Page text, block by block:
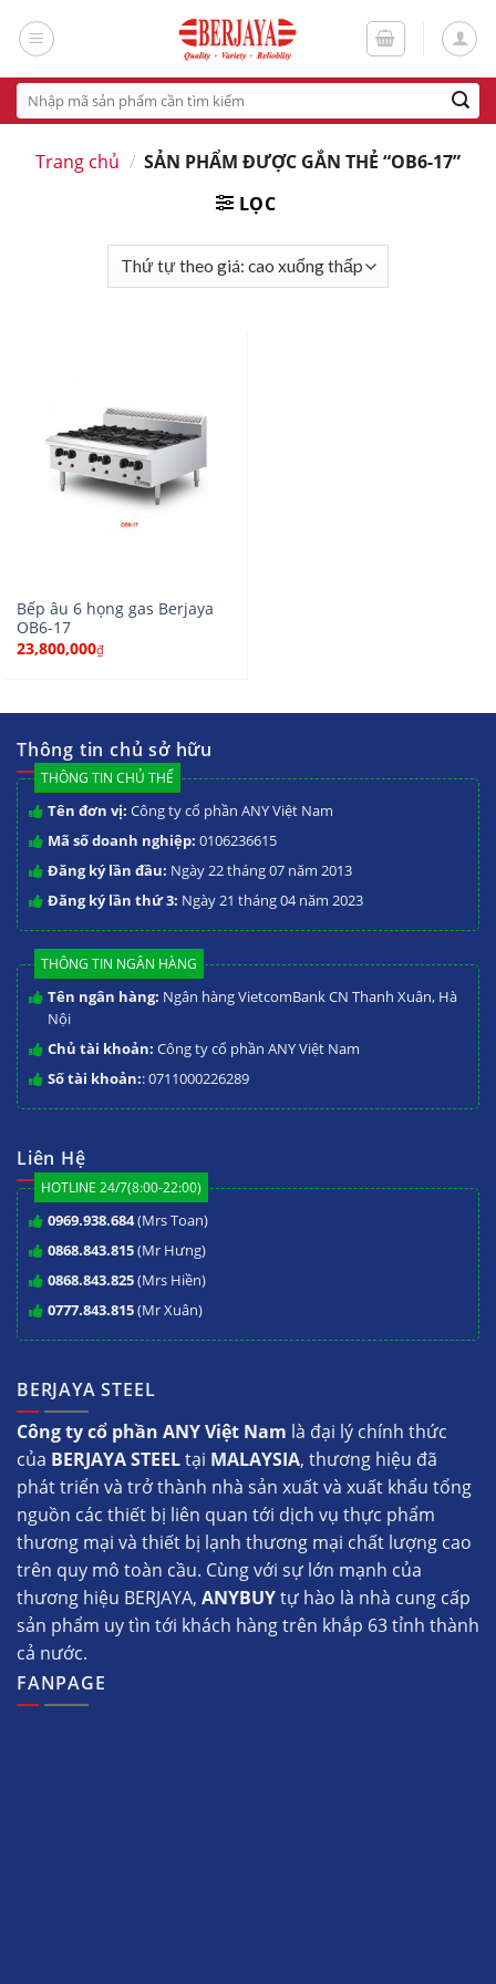
Tìm
kiếm:
Trang chủ / SẢN PHẨM ĐƯỢC GẮN THẺ “OB6-17”
LỌC
Bếp âu 6 họng gas Berjaya
OB6-17
23,800,000₫
Thông tin chủ sở hữu
THÔNG TIN CHỦ THỂ
Tên đơn vị: Công ty cổ phần ANY Việt Nam
Mã số doanh nghiệp: 0106236615
Đăng ký lần đầu: Ngày 22 tháng 07 năm 2013
Đăng ký lần thứ 3: Ngày 21 tháng 04 năm 2023
THÔNG TIN NGÂN HÀNG
Tên ngân hàng: Ngân hàng VietcomBank CN Thanh Xuân, Hà
Nội
Chủ tài khoản: Công ty cổ phần ANY Việt Nam
Số tài khoản:: 0711000226289
Liên Hệ
HOTLINE 24/7(8:00-22:00)
0969.938.684(Mrs Toan)
0868.843.815(Mr Hưng)
0868.843.825(Mrs Hiền)
0777.843.815(Mr Xuân)
BERJAYA STEEL
Công ty cổ phần ANY Việt Nam là đại lý chính thức
của BERJAYA STEELtại MALAYSIA, thương hiệu đã
phát triển và trở thành nhà sản xuất và xuất khẩu tổng
nguồn các thiết bị liên quan tới dịch vụ thực phẩm
thương mại và thiết bị lạnh thương mại chất lượng cao
trên quy mô toàn cầu. Cùng với sự lớn mạnh của
thương hiệu BERJAYA, ANYBUYtự hào là nhà cung cấp
sản phẩm uy tìn tới khách hàng trên khắp 63 tỉnh thành
cả nước.
FANPAGE